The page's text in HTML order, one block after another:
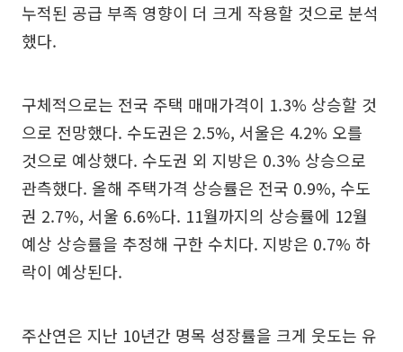
누적된 공급 부족 영향이 더 크게 작용할 것으로 분석
했다.
구체적으로는 전국 주택 매매가격이 1.3% 상승할 것
으로 전망했다. 수도권은 2.5%, 서울은 4.2% 오를
것으로 예상했다. 수도권 외 지방은 0.3% 상승으로
관측했다. 올해 주택가격 상승률은 전국 0.9%, 수도
권 2.7%, 서울 6.6%다. 11월까지의 상승률에 12월
예상 상승률을 추정해 구한 수치다. 지방은 0.7% 하
락이 예상된다.
주산연은 지난 10년간 명목 성장률을 크게 웃도는 유